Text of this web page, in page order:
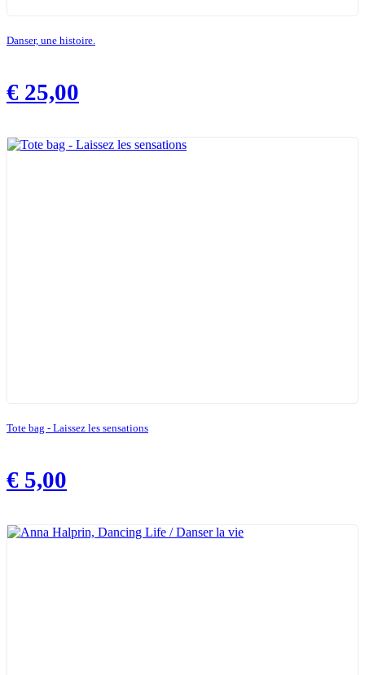
Danser, une histoire.
€ 25,00
Tote bag - Laissez les sensations
€ 5,00